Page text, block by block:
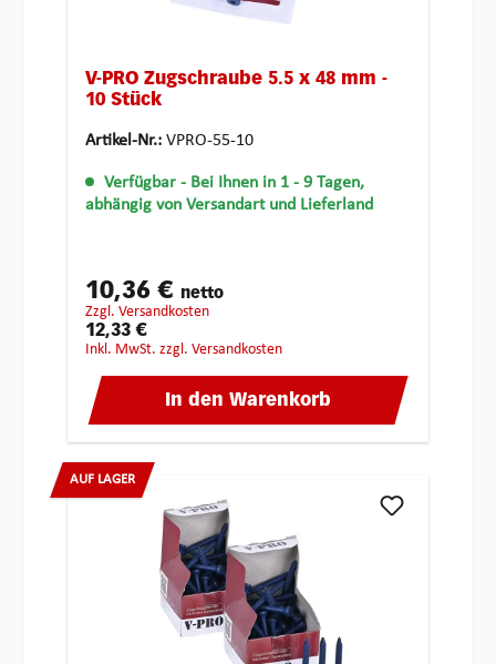
V-PRO Zugschraube 5.5 x 48 mm -
10 Stück
Artikel-Nr.: VPRO-55-10
Verfügbar - Bei Ihnen in 1 - 9 Tagen,
abhängig von Versandart und Lieferland
10,36 € netto
zzgl. Versandkosten
12,33 €
inkl. MwSt. zzgl. Versandkosten
In den Warenkorb
AUF LAGER